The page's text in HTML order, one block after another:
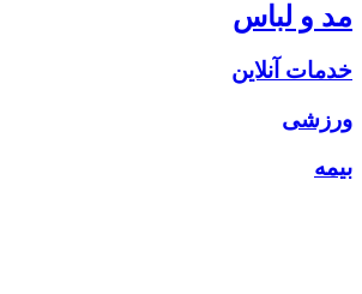
مد و لباس
خدمات آنلاین
ورزشی
بیمه